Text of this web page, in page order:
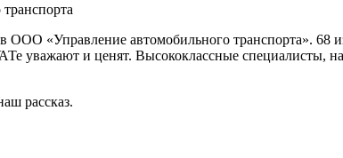
ООО «Управление автомобильного транспорта».
уважают и ценят. Высококлассные специалисты,
рассказ.